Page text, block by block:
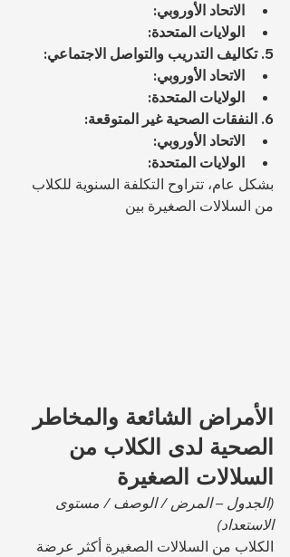
الاتحاد الأوروبي:
الولايات المتحدة:
5. تكاليف التدريب والتواصل الاجتماعي:
الاتحاد الأوروبي:
الولايات المتحدة:
6. النفقات الصحية غير المتوقعة:
الاتحاد الأوروبي:
الولايات المتحدة:
بشكل عام، تتراوح التكلفة السنوية للكلاب
من السلالات الصغيرة بين
الأمراض الشائعة والمخاطر
الصحية لدى الكلاب من
السلالات الصغيرة
(الجدول – المرض / الوصف / مستوى
الاستعداد)
الكلاب من السلالات الصغيرة أكثر عرضة